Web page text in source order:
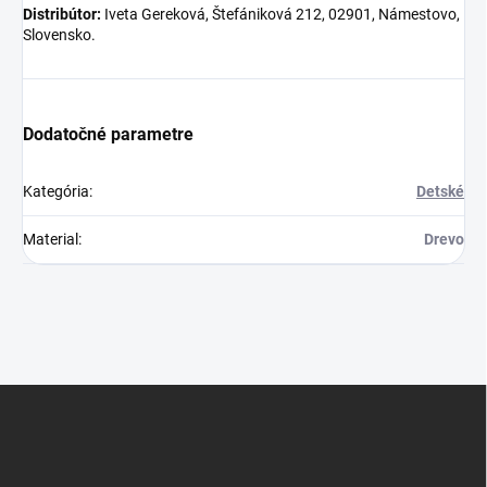
Distribútor: Iveta Gereková, Štefániková 212, 02901, Námestovo,
Slovensko.
Dodatočné parametre
Kategória: Detské
Material : Drevo